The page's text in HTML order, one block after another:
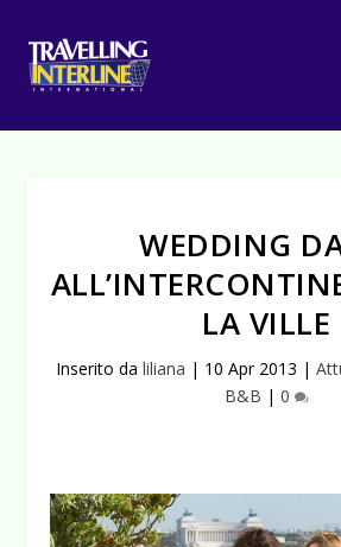
WEDDING
LA VILLE
Inserito da liliana | 10 Apr 2013 |
B&B | 0